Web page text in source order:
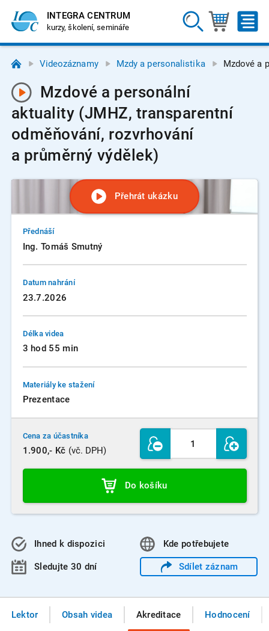
INTEGRA CENTRUM
kurzy, školení, semináře
Videozáznamy Mzdy a personalistika Mzdové a
Mzdové a personální
aktuality (JMHZ, transparentní
odměňování, rozvrhování
a průměrný výdělek)
Přehrát ukázku
Přednáší
Ing. Tomáš Smutný
Datum nahrání
23.7.2026
Délka videa
3 hod 55 min
Materiály ke stažení
Prezentace
Cena za účastníka
1.900,- Kč (vč. DPH)
Do košíku
Ihned k dispozici
Sledujte 30 dní
Kde potřebujete
Sdílet záznam
Lektor Obsah videa Akreditace Hodnocení